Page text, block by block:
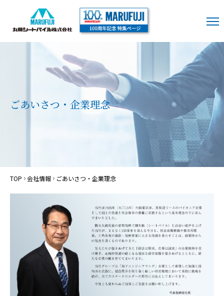
ごあいさつ・企業理念
TOP 会社情報 ごあいさつ・企業理念